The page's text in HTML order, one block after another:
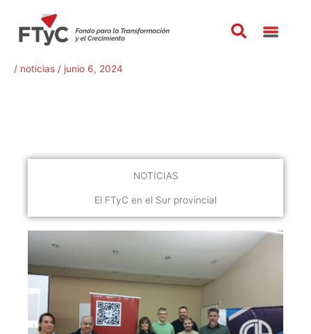
contenido
/ noticias / junio 6, 2024
NOTICIAS
El FTyC en el Sur provincial